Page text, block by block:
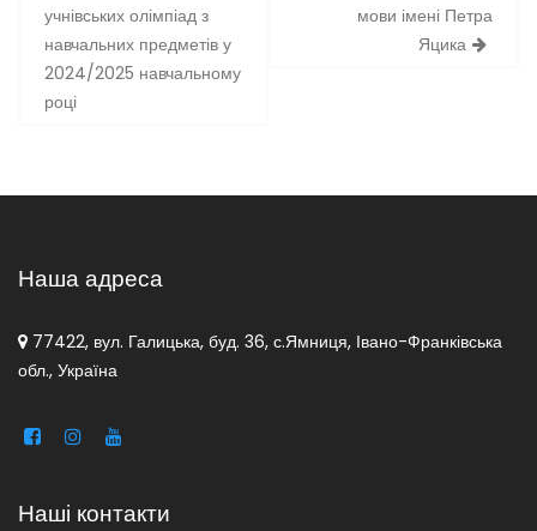
учнівських олімпіад з
навчальних предметів у
2024/2025 навчальному
році
мови імені Петра
Яцика
Наша адреса
77422, вул. Галицька, буд. 36, с.Ямниця, Івано-Франківська
обл., Україна
Наші контакти